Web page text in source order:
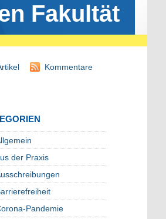
Fakultät
Kommentare
der Praxis
Pandemie